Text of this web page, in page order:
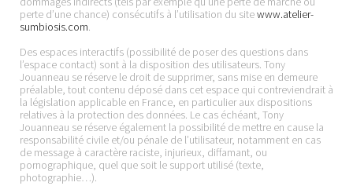
perte d’une chance) consécutifs à l’utilisation du sitewww.atelier-
sumbiosis.com.
Des espaces interactifs (possibilité de poser des questions dans
l’espace contact) sont à la disposition des utilisateurs. Tony
Jouanneau se réserve le droit de supprimer, sans mise en demeure
préalable, tout contenu déposé dans cet espace qui contreviendrait à
la législation applicable en France, en particulier aux dispositions
relatives à la protection des données. Le cas échéant, Tony
Jouanneau se réserve également la possibilité de mettre en cause la
responsabilité civile et/ou pénale de l’utilisateur, notamment en cas
de message à caractère raciste, injurieux, diffamant, ou
pornographique, quel que soit le support utilisé (texte,
photographie…).